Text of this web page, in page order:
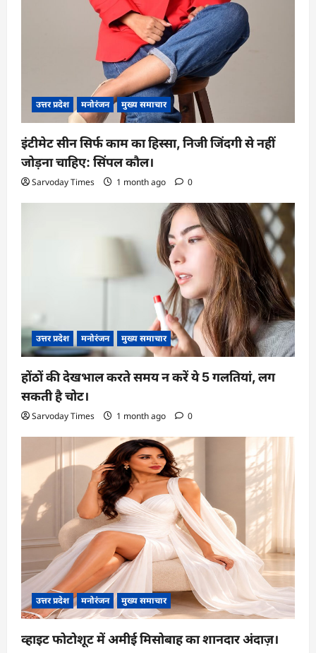
उत्तर प्रदेश मनोरंजन मुख्य समाचार
इंटीमेट सीन सिर्फ काम का हिस्सा, निजी जिंदगी से नहीं
जोड़ना चाहिए: सिंपल कौल।
Sarvoday Times 1 month ago 0
उत्तर प्रदेश मनोरंजन मुख्य समाचार
होंठों की देखभाल करते समय न करें ये 5 गलतियां, लग
सकती है चोट।
Sarvoday Times 1 month ago 0
उत्तर प्रदेश मनोरंजन मुख्य समाचार
व्हाइट फोटोशूट में अमीई मिसोबाह का शानदार अंदाज़।